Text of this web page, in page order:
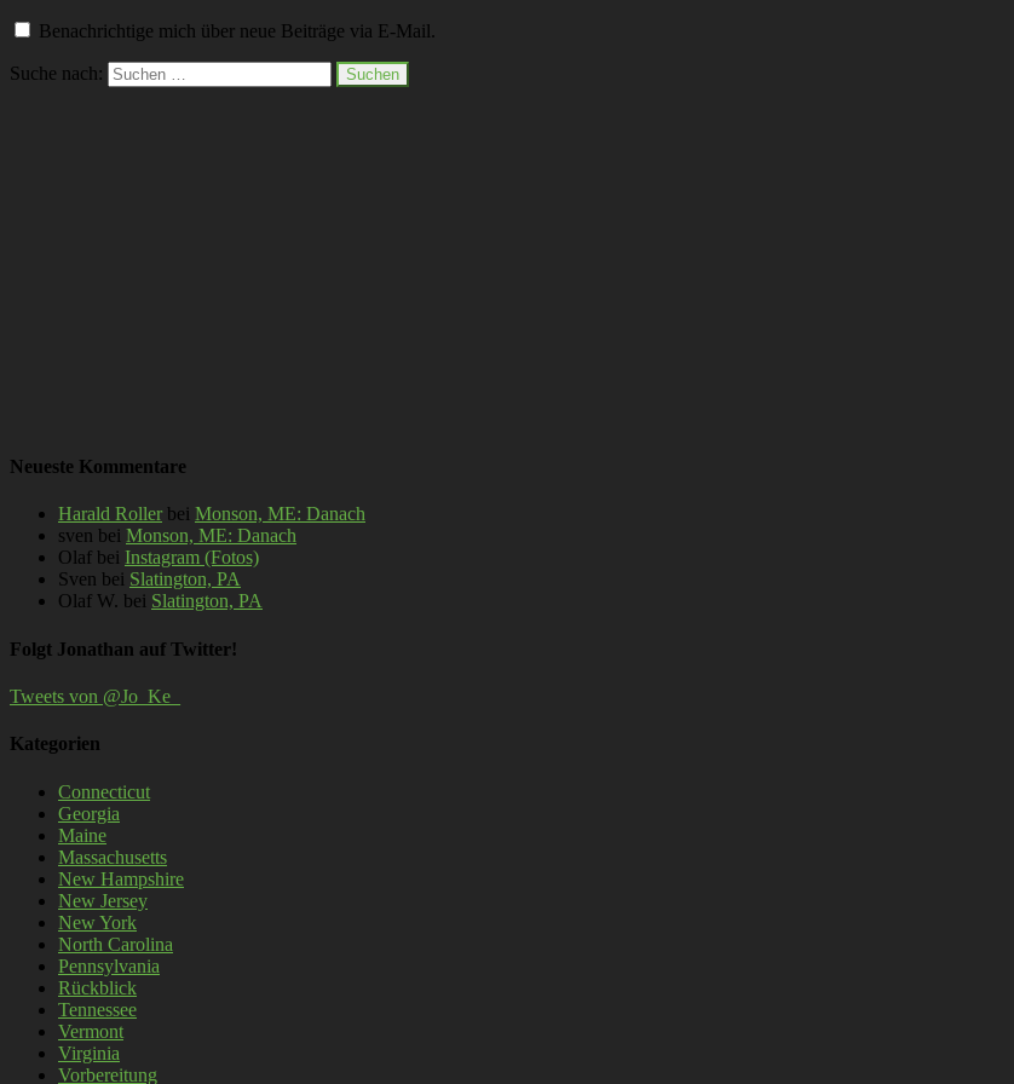
Benachrichtige mich über neue Beiträge via E-Mail.
Suche nach:
Neueste Kommentare
Harald Rollerbei Monson, ME: Danach
sven bei Monson, ME: Danach
Olaf bei Instagram (Fotos)
Sven bei Slatington, PA
Olaf W. bei Slatington, PA
Folgt Jonathan auf Twitter!
Tweets von @Jo_Ke_
Kategorien
Connecticut
Georgia
Maine
Massachusetts
New Hampshire
New Jersey
New York
North Carolina
Pennsylvania
Rückblick
Tennessee
Vermont
Virginia
Vorbereitung